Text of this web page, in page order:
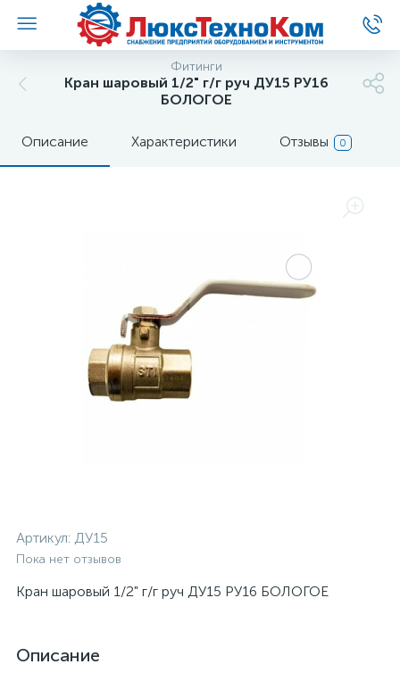
Фитинги
Кран шаровый 1/2" г/г руч ДУ15 РУ16
БОЛОГОЕ
Описание Характеристики Отзывы 0
Артикул: ДУ15
Пока нет отзывов
Кран шаровый 1/2" г/г руч ДУ15 РУ16 БОЛОГОЕ
Описание